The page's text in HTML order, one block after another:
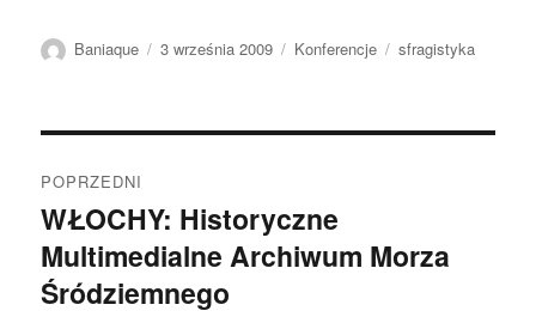
Autor
Baniaque
Data
3 września 2009 Kategorie
Konferencje Tagi
sfragistyka
wpisu
POPRZEDNI
Poprzedni
wpis:
WŁOCHY: Historyczne
Multimedialne Archiwum Morza
Śródziemnego